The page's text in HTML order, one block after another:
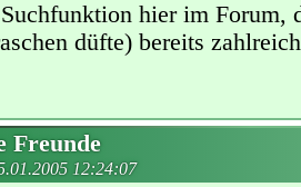
hier im Forum,
düfte) bereits
Freunde
12:24:07